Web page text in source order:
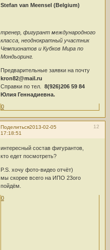
Stefan van Meensel (Belgium)
тренер, фигурант международного
класса, неоднократный участник
Чемпионатов и Кубков Мира по
Мондьоринг.
Предварительные заявки на почту
kron82@mail.ru
Справки по тел. 8(926)206 59 84
Юлия Геннадиевна.
0
Поделиться 12
2013-02-05
17:18:51
интересный состав фигурантов,
кто едет посмотреть?
P.S. хочу фото-видео отчёт)
мы скорее всего на ИПО 23ого
пойдём.
0